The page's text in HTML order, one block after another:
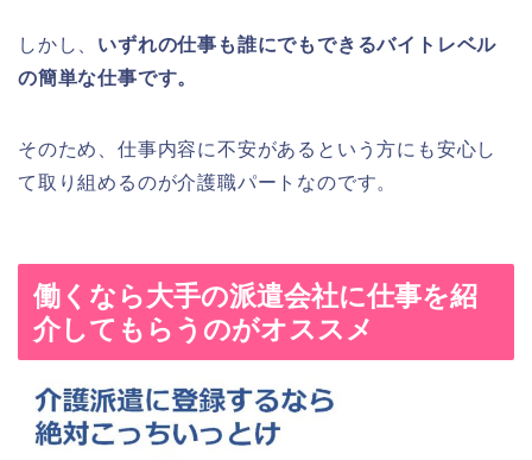
しかし、 いずれの仕事も誰にでもできるバイトレベル
の簡単な仕事です。
そのため、仕事内容に不安があるという方にも安心し
て取り組めるのが介護職パートなのです。
働くなら大手の派遣会社に仕事を紹
介してもらうのがオススメ